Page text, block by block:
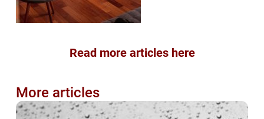
Read more articles here
More articles